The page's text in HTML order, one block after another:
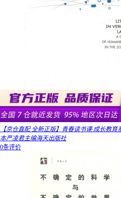
【京仓直配 全新正版】青春读书课·成长教
本严凌君主编海天出版社
0条评价